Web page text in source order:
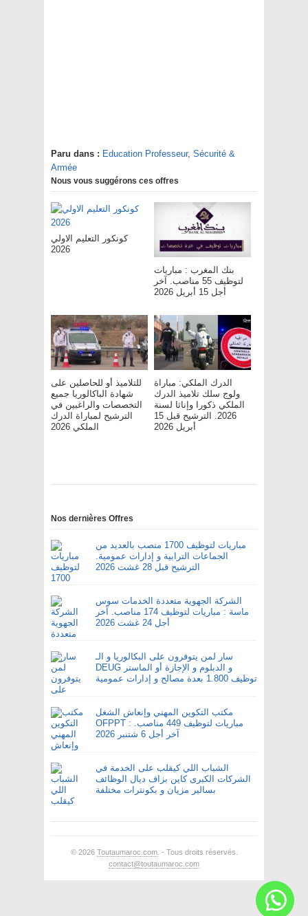
Paru dans : Education Professeur, Sécurité &
Armée
Nous vous suggérons ces offres
كونكور التعليم الاولي
2026
بنك المغرب : مباريات
لتوظيف 55 مناصب. آخر
أجل 15 أبريل 2026
للتلاميذ أو للحاصلين على
شهادة الباكالوريا جميع
التخصصات والراغبين في
الترشيح لمباراة الدرك
الملكي 2026
الدرك الملكي: مباراة
ولوج سلك تلاميذ الدرك
الملكي ذكورا وإناثا لسنة
2026. الترشيح قبل 15
أبريل 2026
Nos dernières Offres
مباريات لتوظيف 1700 منصب بالعديد من
الجماعات الترابية و إدارات عمومية.
الترشيح قبل 28 غشت 2026
الشركة الجهوية متعددة الخدمات سوس
ماسة : مباريات لتوظيف 174 مناصب. آخر
أجل 24 غشت 2026
سار لمن يتوفرون على البكالوريا و الـ
DEUG و الدبلوم و الإجازة أو الماستر
توظيف 1.800 بعدة مصالح و إدارات عمومية
مكتب التكوين المهني وإنعاش الشغل
OFPPT : مباريات لتوظيف 449 مناصب.
آخر أجل 6 شتنبر 2026
الشباب اللي كيقلب على الخدمة في
الشركات الكبرى كاين بزاف ديال الوظائف
بسالير مزيان و بكونترات مختلفة
© 2026 Toutaumaroc.com. - Tous droits réservés.
contact@toutaumaroc.com